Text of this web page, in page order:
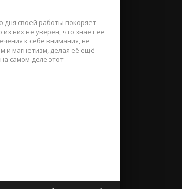
дня своей работы покоряет
них не уверен, что знает её
к себе внимания, не
и магнетизм, делая её ещё
самом деле этот